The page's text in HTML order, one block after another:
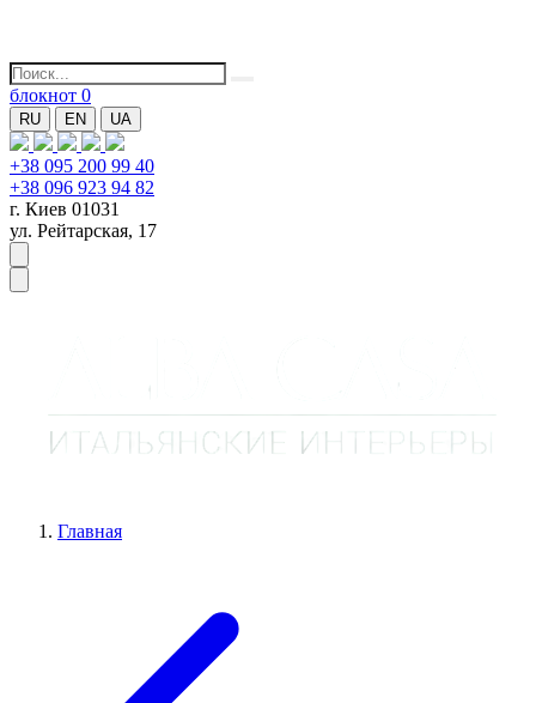
блокнот 0
RU EN UA
+38 095 200 99 40
+38 096 923 94 82
г. Киев 01031
ул. Рейтарская, 17
Главная